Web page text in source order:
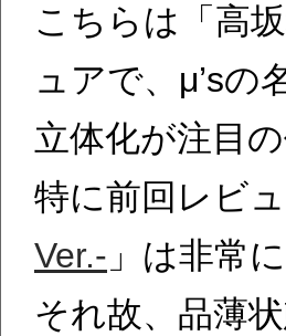
こちらは「高
ュアで、μ’sの
立体化が注目の
特に前回レビ
Ver.- 」は非常
それ故、品薄